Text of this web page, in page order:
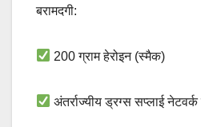
बरामदगी:
200 ग्राम हेरोइन (स्मैक)
अंतर्राज्यीय ड्रग्स सप्लाई नेटवर्क